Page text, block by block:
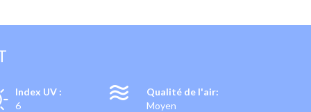
Index UV :
6
Qualité de l'air:
Moyen